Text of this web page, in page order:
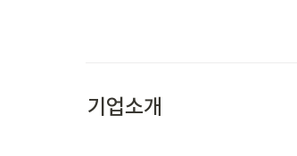
기업소개